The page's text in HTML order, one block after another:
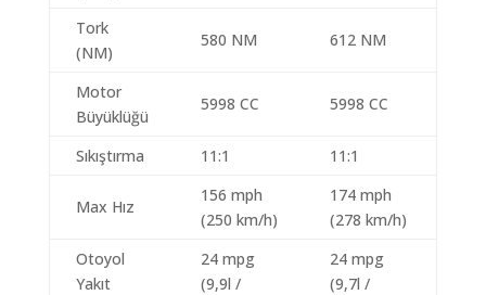
Tork
(NM)
580 NM 612 NM
Motor
Büyüklüğü
5998 CC 5998 CC
Sıkıştırma 11:1 11:1
Max Hız
156 mph
(250 km/h)
174 mph
(278 km/h)
Otoyol
Yakıt
24 mpg
(9,9l /
24 mpg
(9,7l /